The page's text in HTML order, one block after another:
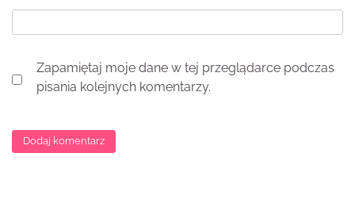
Zapamiętaj moje dane w tej przeglądarce podczas
pisania kolejnych komentarzy.